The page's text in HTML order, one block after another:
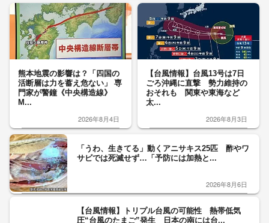
熊本地震の影響は？「四国の
活断層は力を蓄え危ない」 専
門家が警鐘《中央構造線》
M...
2026年8月4日
【台風情報】台風13号は7日
ごろ沖縄に直撃 勢力維持の
おそれも 関東や東海など
太...
2026年8月3日
「うわ、生きてる」動くアニサキス25匹 酢やワ
サビでは死滅せず…「予防には加熱と...
2026年8月6日
【台風情報】トリプル台風の可能性 熱帯低気
圧“台風のたまご”発生 日本の南には台...